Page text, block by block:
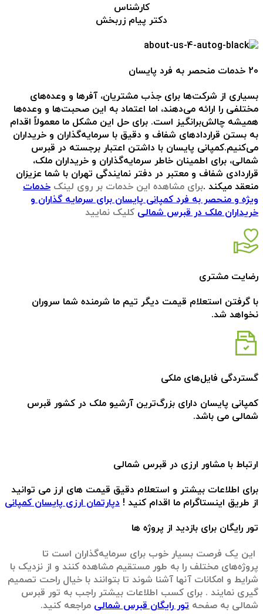
کارشناس
دکتر پیام زربخش
20 خدمات منحصر به فرد پایسان
بسیاری از شرکت‌ها برای جذب مشتریان، آفرها و وعده‌های
مختلفی را ارائه می‌دهند، اما اعتماد به این صحبت‌ها و وعده‌ها
همیشه چالش‌برانگیز است. برای حل این مشکل ما معمولاً اقدام
به بستن قراردادهای شفاف و دقیق با سرمایه‌گذاران و خریداران
می‌کنیم.کمپانی پایسان با داشتن اعتبار برجسته در قبرس
شمالی، برای اطمینان خاطر سرمایه‌گذاران و خریداران ملک،
قراردادی شفاف و معتبر در دفتر نمایندگی تهران با شما عزیزان
منعقد میکند .برای مشاهده این خدمات بر روی لینک خدمات
ویژه و منحصر به فرد کمپانی پایسان برای سرمایه گذاران و
خریداران ملک در قبرس شمالی کلیک نمایید
رضایت مشتری
با گرفتن استعلام قیمت دیگر تیم ما شرمنده شما سروران
نخواهد شد.
گستردگی فایل‌های ملکی
کمپانی پایسان دارای بزرگ‌ترین آرشیو ملک در کشور قبرس
شمالی می باشد.
ارتباط با مشاور ارزی در قبرس شمالی
برای اطلاعات بیشتر و استعلام دقیق قیمت های ارز می توانید
از طریق اینستاگرام ما اقدام کنید ! دپارتمان ارزی پایسان کمپانی
تور رایگان برای بازدید از پروژه‌ ها
این یک فرصت بسیار خوب برای سرمایه‌گذاران است تا
پروژه‌های مختلف را به طور مستقیم مشاهده کنند و از نزدیک با
شرایط و امکانات آنها آشنا شوند تا بتوانند با خیال راحت تصمیم
گیری نمایند . برای کسب اطلاعات بیشتر راجب به تور قبرس
شمالی به صفحه تور رایگان قبرس شمالی مراجعه کنید.